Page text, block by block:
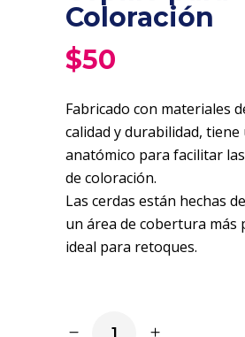
Coloración
$50
Fabricado con materiales
calidad y durabilidad,
anatómico para facilitar
de coloración.
Las cerdas están hechas
un área de cobertura más
ideal para retoques.